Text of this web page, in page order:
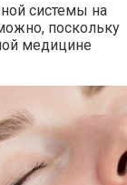
системы на
поскольку
медицине